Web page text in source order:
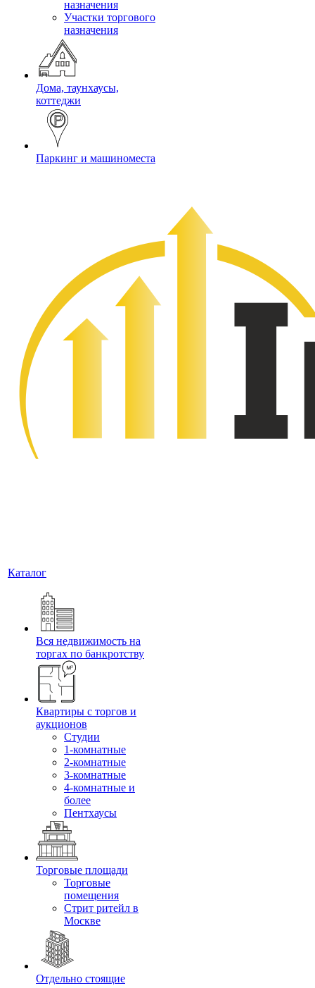
назначения
Участки торгового
назначения
Дома, таунхаусы,
коттеджи
Паркинг и машиноместа
Каталог
Вся недвижимость на
торгах по банкротству
Квартиры с торгов и
аукционов
Cтудии
1-комнатные
2-комнатные
3-комнатные
4-комнатные и
более
Пентхаусы
Торговые площади
Торговые
помещения
Стрит ритейл в
Москве
Отдельно стоящие